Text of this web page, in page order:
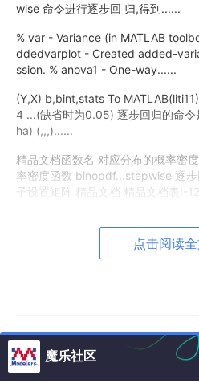
wise 命令进行逐步回 归,得到......
% var - Variance (in MATLAB
ddedvarplot - Created added-
ssion. % anova1 - One-way......
(Y,X) b,bint,stats To
4 ...(缺省时为0.05) 逐步回归的命
ha) (,,,)......
精品文档函数名 对应分布的概率密
率密度函数 binopdf...stepwise 逐
子设置矩阵 精品文档 精品文档表Ⅰ-
线性回归函数 函数描述 nlinfit 非线
intool 非线性模型拟合的交互......
Stepwise提供人机交互式画面,可以
进行统计分析。具体用法参见
解:我们利用MATLAB命令得到各个变
点击阅读
魔乐社区